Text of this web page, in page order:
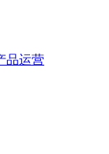
品运营